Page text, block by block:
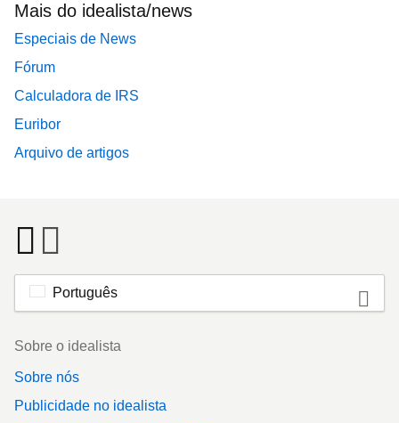
Mais do idealista/news
Especiais de News
Fórum
Calculadora de IRS
Euribor
Arquivo de artigos
Português
Footer
Sobre o idealista
Sobre nós
Publicidade no idealista